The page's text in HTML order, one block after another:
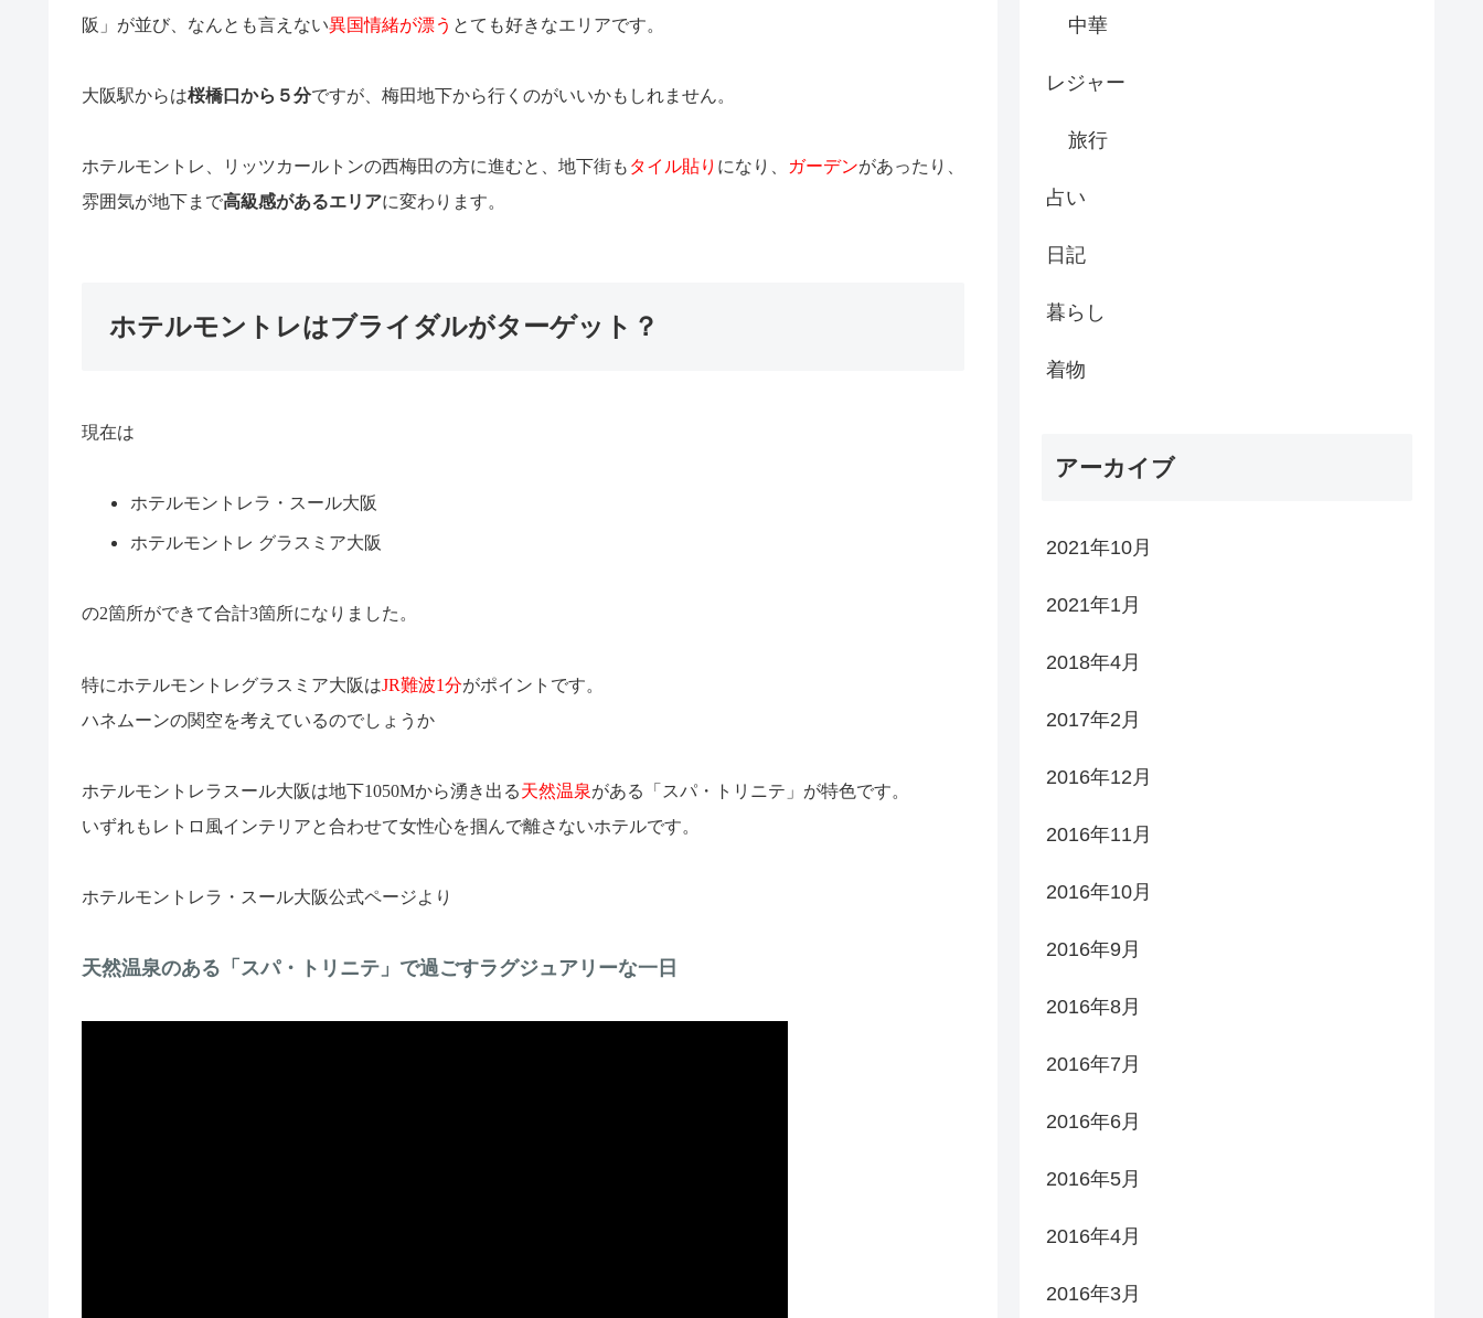
阪」が並び、なんとも言えない異国情緒が漂う とても好きなエリアです。
大阪駅からは桜橋口から５分ですが、梅田地下から行くのがいいかもしれません。
ホテルモントレ、リッツカールトンの西梅田の方に進むと、地下街も タイル貼り になり、 ガーデンがあったり、
雰囲気が地下まで高級感があるエリアに変わります。
ホテルモントレはブライダルがターゲット？
現在は
ホテルモントレラ・スール大阪
ホテルモントレ グラスミア大阪
の2箇所ができて合計3箇所になりました。
特にホテルモントレグラスミア大阪はJR難波1分がポイントです。
ハネムーンの関空を考えているのでしょうか
ホテルモントレラスール大阪は地下1050Mから湧き出る天然温泉がある「スパ・トリニテ」が特色です。
いずれもレトロ風インテリアと合わせて女性心を掴んで離さないホテルです。
ホテルモントレラ・スール大阪公式ページより
天然温泉のある「スパ・トリニテ」で過ごすラグジュアリーな一日
中華
レジャー
旅行
占い
日記
暮らし
着物
アーカイブ
2021年10月
2021年1月
2018年4月
2017年2月
2016年12月
2016年11月
2016年10月
2016年9月
2016年8月
2016年7月
2016年6月
2016年5月
2016年4月
2016年3月